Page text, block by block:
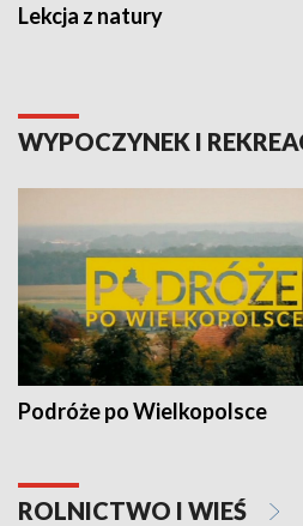
Lekcja z natury
WYPOCZYNEK I
Podróże po Wielkopolsce
ROLNICTWO I WIEŚ